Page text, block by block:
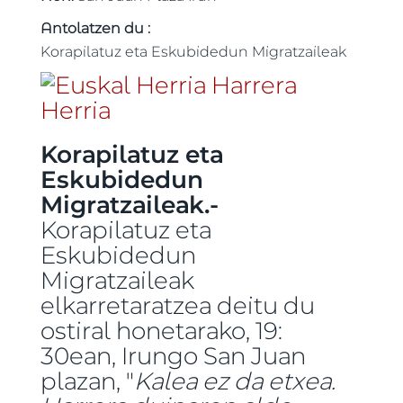
Antolatzen du :
Korapilatuz eta Eskubidedun Migratzaileak
Korapilatuz eta
Eskubidedun
Migratzaileak.-
Korapilatuz eta
Eskubidedun
Migratzaileak
elkarretaratzea deitu du
ostiral honetarako, 19:
30ean, Irungo San Juan
plazan, "Kalea ez da etxea.